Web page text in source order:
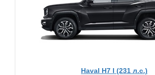
Haval H7 I (231 л.с.)